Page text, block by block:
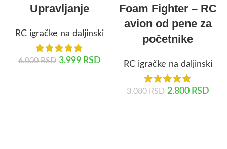
Upravljanje
RC igračke na daljinski
6.000RSD 3.999 RSD
Foam Fighter – RC
avion od pene za
početnike
RC igračke na daljinski
3.080RSD 2.800 RSD